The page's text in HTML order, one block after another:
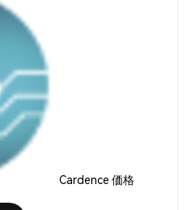
Cardence 価格